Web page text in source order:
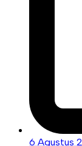
6 Agustus